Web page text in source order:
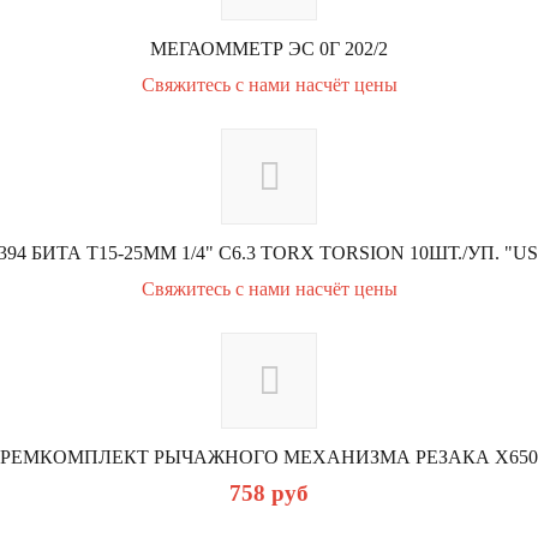
МЕГАОММЕТР ЭС 0Г 202/2
Свяжитесь с нами насчёт цены
БИТА Т15-25ММ 1/4" С6.3 TORX TORSION 10ШТ./УП.
Свяжитесь с нами насчёт цены
РЕМКОМПЛЕКТ РЫЧАЖНОГО МЕХАНИЗМА РЕЗАКА X650
758 руб